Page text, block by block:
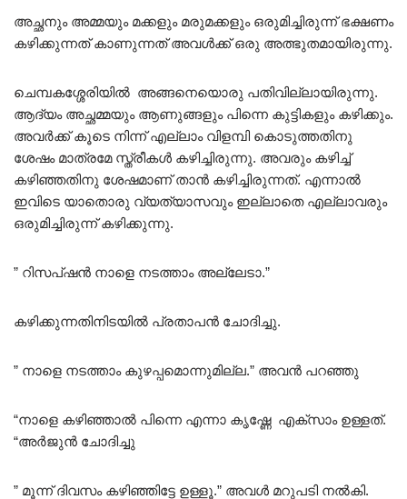
അച്ഛനും അമ്മയും മക്കളും മരുമക്കളും ഒരുമിച്ചിരുന്ന് ഭക്ഷണം
കഴിക്കുന്നത് കാണുന്നത് അവൾക്ക് ഒരു അത്ഭുതമായിരുന്നു.
ചെമ്പകശ്ശേരിയിൽ അങ്ങനെയൊരു പതിവില്ലായിരുന്നു.
ആദ്യം അച്ഛമ്മയും ആണുങ്ങളും പിന്നെ കുട്ടികളും കഴിക്കും.
അവർക്ക് കൂടെ നിന്ന് എല്ലാം വിളമ്പി കൊടുത്തതിനു
ശേഷം മാത്രമേ സ്ത്രീകൾ കഴിച്ചിരുന്നു. അവരും കഴിച്ച്
കഴിഞ്ഞതിനു ശേഷമാണ് താൻ കഴിച്ചിരുന്നത്. എന്നാൽ
ഇവിടെ യാതൊരു വ്യത്യാസവും ഇല്ലാതെ എല്ലാവരും
ഒരുമിച്ചിരുന്ന് കഴിക്കുന്നു.
” റിസപ്ഷൻ നാളെ നടത്താം അല്ലേടാ.”
കഴിക്കുന്നതിനിടയിൽ പ്രതാപൻ ചോദിച്ചു.
” നാളെ നടത്താം കുഴപ്പമൊന്നുമില്ല.” അവൻ പറഞ്ഞു
“നാളെ കഴിഞ്ഞാൽ പിന്നെ എന്നാ കൃഷ്ണേ എക്സാം ഉള്ളത്.
“അർജുൻ ചോദിച്ചു
” മൂന്ന് ദിവസം കഴിഞ്ഞിട്ടേ ഉള്ളൂ.” അവൾ മറുപടി നൽകി.